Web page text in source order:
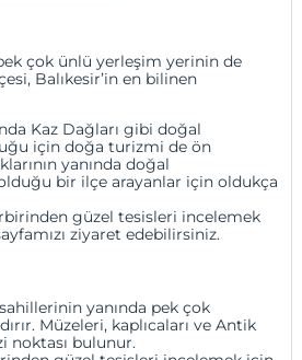
çok ünlü yerleşim yerinin de
Balıkesir’in en bilinen
Kaz Dağları gibi doğal
için doğa turizmi de ön
yanında doğal
bir ilçe arayanlar için oldukça
güzel tesisleri incelemek
ziyaret edebilirsiniz.
yanında pek çok
Müzeleri, kaplıcaları ve Antik
noktası bulunur.